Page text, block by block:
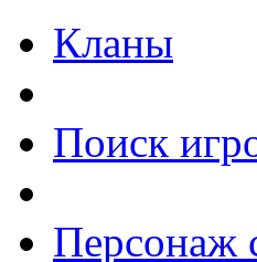
Кланы
Поиск
Персонаж